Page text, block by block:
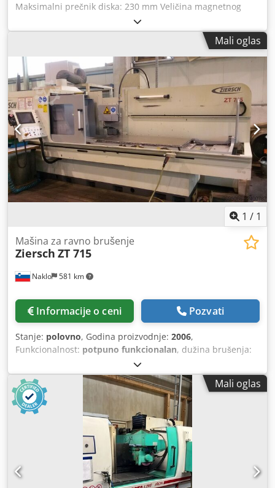
Maksimalni prečnik diska: 230 mm Veličina magnetnog
stola: 1000 x 300 mm Dcedpfx Afslz Nh Ishsk
Mali oglas
1 / 1
Naklo 581 km
Mašina za ravno brušenje
Ziersch ZT 715
Informacije o ceni Pozvati
Stanje: polovno, Godina proizvodnje: 2006,
Funkcionalnost: potpuno funkcionalan, dužina brušenja:
800 mm
mm, ukupna širina:2.850 mm, dužina pomaka po X-osi:
1.900 mm
, dužina pomaka po Y-osi:750 mm
, maksimalna
težina obratka:
, prečnik brusnog točka:
rastojanje od stola do centra vretena: 600 mm
, nosivost stola: 1.400 kg, širina stola:
, širina brusnog točka:80 mm, brzina vretena (maks.):
, brzina obrtanja vretena (minimalna):
o/min
, ukupna težina:11.000 kg, snaga motora brusnog
vretena:
11.000 W, udaljenost pomeranja ose X: 1.900 mm,
Mali oglas